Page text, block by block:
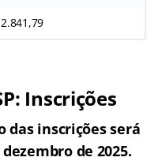
Inscrições
das inscrições será
de 2025.